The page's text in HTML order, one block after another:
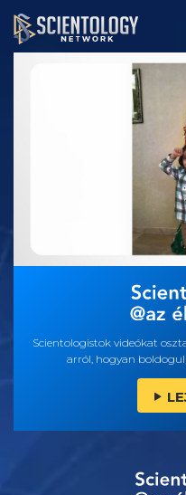
Scientologistok videókat
arról, hogyan